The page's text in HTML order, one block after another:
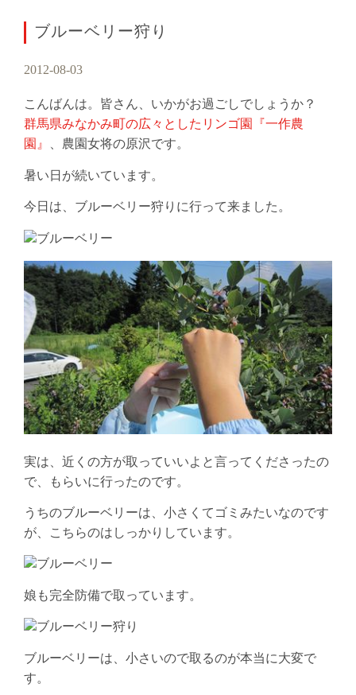
ブルーベリー狩り
2012-08-03
こんばんは。皆さん、いかがお過ごしでしょうか？
群馬県みなかみ町の広々としたリンゴ園『一作農
園』
、農園女将の原沢です。
暑い日が続いています。
今日は、ブルーベリー狩りに行って来ました。
実は、近くの方が取っていいよと言ってくださったの
で、もらいに行ったのです。
うちのブルーベリーは、小さくてゴミみたいなのです
が、こちらのはしっかりしています。
娘も完全防備で取っています。
ブルーベリーは、小さいので取るのが本当に大変で
す。